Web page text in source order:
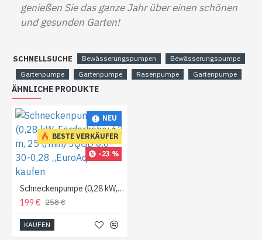
genießen Sie das ganze Jahr über einen schönen
und gesunden Garten!
SCHNELLSUCHE Bewässerungspumpen
Bewässerungspumpe
Gartenpumpe
Gartenpumpe Rasenpumpe Gartenpumpe
ÄHNLICHE PRODUKTE
NEU
BESTE VERKÄUFER
-23 %
Schneckenpumpe (0,28 kW, Förderhöhe: 62 m, 25 l/min) 3QGD 0,8-30-0,28 „EuroAqua“ kaufen
199 € 258 €
KAUFEN